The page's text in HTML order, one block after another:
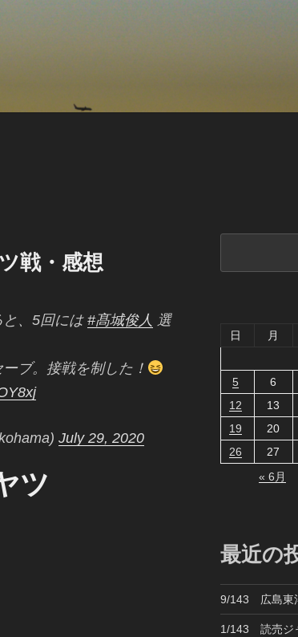
戦・感想
、5回には #髙城俊人 選
ブ。接戦を制した！
July 29, 2020
ツ
日 月
5
6
12
13
19
20
26
27
« 6月
最近の
9/143 広島東
1/143 読売ジ